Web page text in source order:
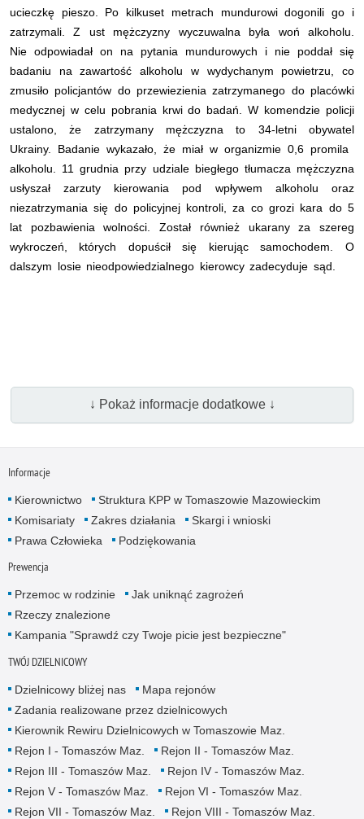
ucieczkę pieszo. Po kilkuset metrach mundurowi dogonili go i
zatrzymali. Z ust mężczyzny wyczuwalna była woń alkoholu.
Nie odpowiadał on na pytania mundurowych i nie poddał się
badaniu na zawartość alkoholu w wydychanym powietrzu, co
zmusiło policjantów do przewiezienia zatrzymanego do placówki
medycznej w celu pobrania krwi do badań. W komendzie policji
ustalono, że zatrzymany mężczyzna to 34-letni obywatel
Ukrainy. Badanie wykazało, że miał w organizmie 0,6 promila
alkoholu. 11 grudnia przy udziale biegłego tłumacza mężczyzna
usłyszał zarzuty kierowania pod wpływem alkoholu oraz
niezatrzymania się do policyjnej kontroli, za co grozi kara do 5
lat pozbawienia wolności. Został również ukarany za szereg
wykroczeń, których dopuścił się kierując samochodem. O
dalszym losie nieodpowiedzialnego kierowcy zadecyduje sąd.
↓ Pokaż informacje dodatkowe ↓
Informacje
Kierownictwo
Struktura KPP w Tomaszowie Mazowieckim
Komisariaty
Zakres działania
Skargi i wnioski
Prawa Człowieka
Podziękowania
Prewencja
Przemoc w rodzinie
Jak uniknąć zagrożeń
Rzeczy znalezione
Kampania "Sprawdź czy Twoje picie jest bezpieczne"
TWÓJ DZIELNICOWY
Dzielnicowy bliżej nas
Mapa rejonów
Zadania realizowane przez dzielnicowych
Kierownik Rewiru Dzielnicowych w Tomaszowie Maz.
Rejon I - Tomaszów Maz.
Rejon II - Tomaszów Maz.
Rejon III - Tomaszów Maz.
Rejon IV - Tomaszów Maz.
Rejon V - Tomaszów Maz.
Rejon VI - Tomaszów Maz.
Rejon VII - Tomaszów Maz.
Rejon VIII - Tomaszów Maz.